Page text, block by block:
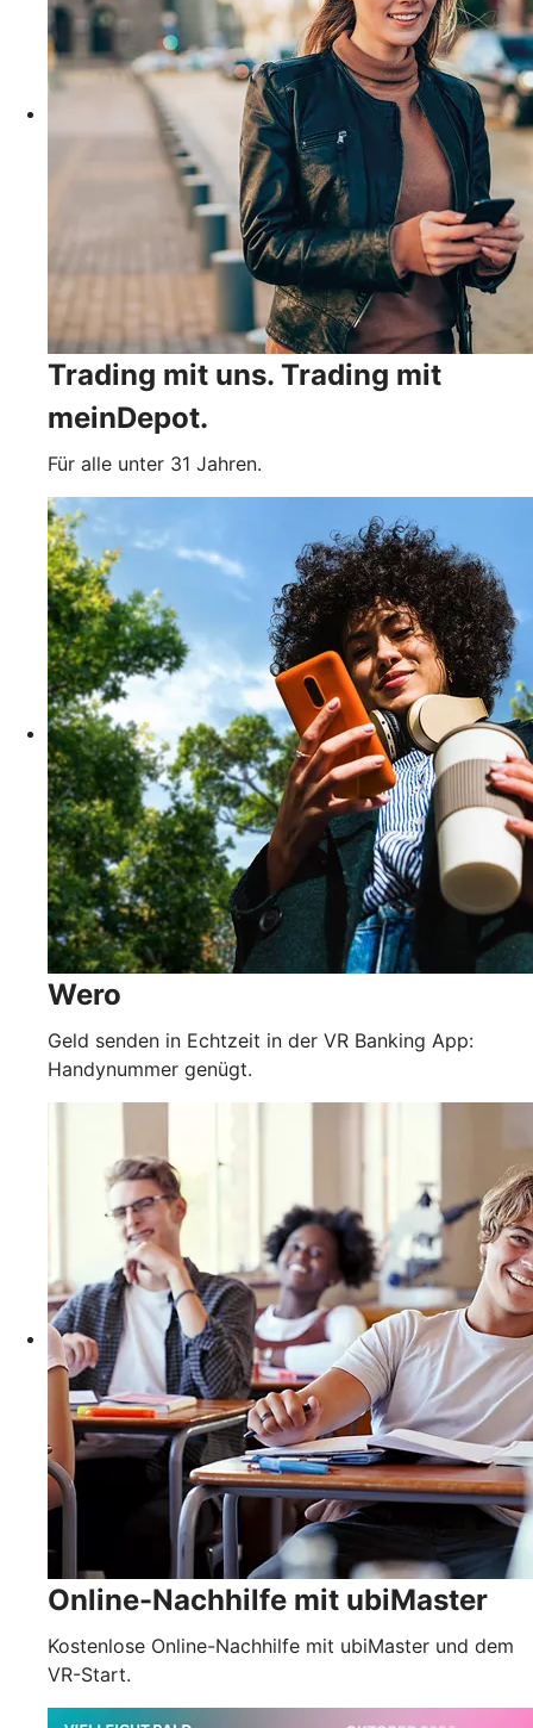
Trading mit uns. Trading mit
meinDepot.
Für alle unter 31 Jahren.
Wero
Geld senden in Echtzeit in der VR Banking App:
Handynummer genügt.
Online-Nachhilfe mit ubiMaster
Kostenlose Online-Nachhilfe mit ubiMaster und dem
VR-Start.